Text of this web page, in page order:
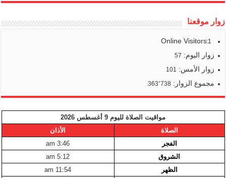
زوار موقعنا
Online Visitors:
1
زوار اليوم: 57
زوار الأمس: 101
مجموع الزوار:363٬738
مواقيت الصلاة لليوم 9 أغسطس 2026
الصلاة
الأذان
الفجر
3:46 am
الشروق
5:12 am
الظهر
11:54 am